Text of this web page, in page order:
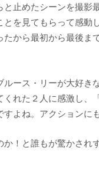
と止めたシーンを撮
を見てもらって感
たから最初から最後
ルース・リーが大好
れた２人に感激し、
よね。アクションに
！と誰もが驚かされ